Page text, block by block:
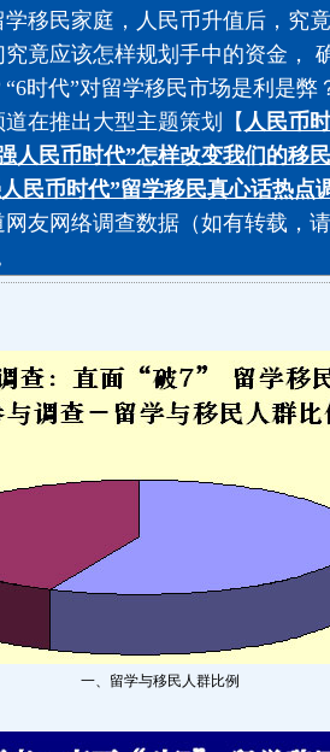
移民家庭，人民币升值后，究
竟应该怎样规划手中的资金，
时代”对留学移民市场是利是弊
推出大型主题策划【 人民币
人民币时代”怎样改变我们的移
民币时代”留学移民真心话热点
友网络调查数据（如有转载，
一、留学与移民人群比例